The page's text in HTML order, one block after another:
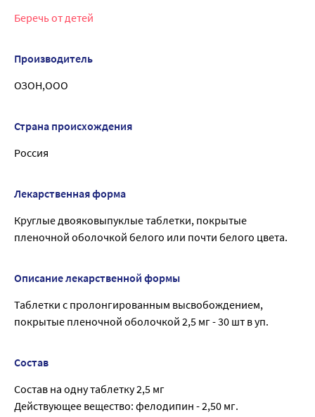
Беречь от детей
Производитель
ОЗОН,ООО
Страна происхождения
Россия
Лекарственная форма
Круглые двояковыпуклые таблетки, покрытые
пленочной оболочкой белого или почти белого цвета.
Описание лекарственной формы
Таблетки с пролонгированным высвобождением,
покрытые пленочной оболочкой 2,5 мг - 30 шт в уп.
Состав
Состав на одну таблетку 2,5 мг
Действующее вещество: фелодипин - 2,50 мг.